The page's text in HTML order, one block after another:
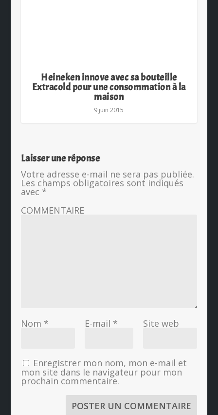
Heineken innove avec sa bouteille
Extracold pour une consommation à la
maison
9 juin 2015
Laisser une réponse
Votre adresse e-mail ne sera pas publiée.
Les champs obligatoires sont indiqués
avec *
COMMENTAIRE
Nom * E-mail * Site web
Enregistrer mon nom, mon e-mail et
mon site dans le navigateur pour mon
prochain commentaire.